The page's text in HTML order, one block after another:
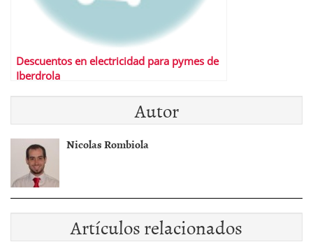
Descuentos en electricidad para pymes de
Iberdrola
Autor
Nicolas Rombiola
Artículos relacionados